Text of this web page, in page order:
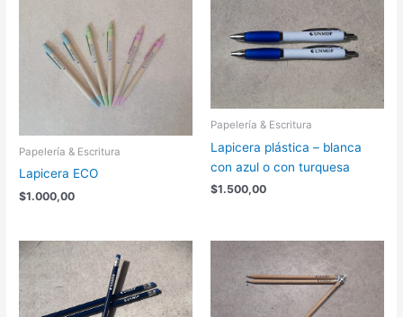
Papelería & Escritura
Lapicera ECO
$1.000,00
Papelería & Escritura
Lapicera plástica – blanca
con azul o con turquesa
$1.500,00